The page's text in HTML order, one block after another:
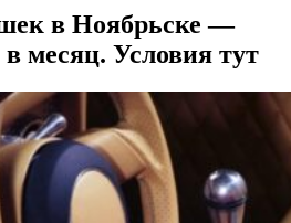
в Ноябрьске —
в месяц. Условия тут